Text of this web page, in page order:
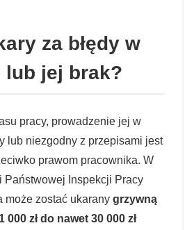
za błędy w
lub jej brak?
pracy, prowadzenie jej w
lub niezgodny z przepisami jest
prawom pracownika. W
Państwowej Inspekcji Pracy
może zostać ukarany grzywną
zł do nawet 30 000 zł